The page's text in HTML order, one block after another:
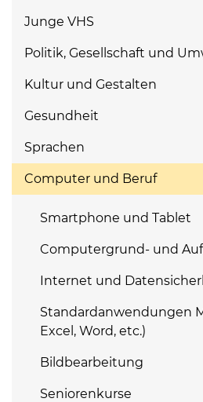
Junge VHS
Politik, Gesellschaft und
Kultur und Gestalten
Gesundheit
Sprachen
Computer und Beruf
Smartphone und Tablet
Computergrund- und
Internet und
Standardanwendungen
Excel, Word, etc.)
Bildbearbeitung
Seniorenkurse